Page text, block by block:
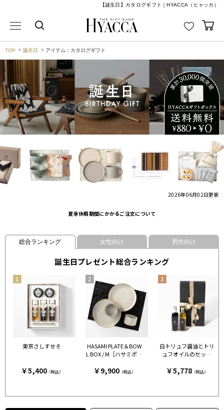
【誕生日】カタログギフト｜HYACCA（ヒャッカ）
TOP 誕生日 アイテム：カタログギフト
2026年06月02日更新
夏季休暇期間にかかるご注文について
総合ランキング 女性向け 男性向け
誕生日プレゼント総合ランキング
東京さしすせそ
￥5,400（税込）
HASAMI PLATE＆BOW
L BOX / M［ハサミポー
ミポーセリン］
￥9,900（税込）
白トリュフ醤油とトリ
ュフオイルのセット
AN］
￥5,778（税込）